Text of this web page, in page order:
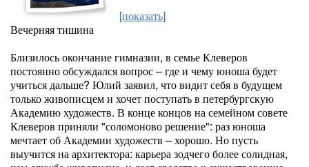
[показать]
Вечерняя тишина
Близилось окончание гимназии, в семье Клеверов
постоянно обсуждался вопрос – где и чему юноша будет
учиться дальше? Юлий заявил, что видит себя в будущем
только живописцем и хочет поступать в петербургскую
Академию художеств. В конце концов на семейном совете
Клеверов приняли "соломоново решение": раз юноша
мечтает об Академии художеств – хорошо. Но пусть
выучится на архитектора: карьера зодчего более солидная,